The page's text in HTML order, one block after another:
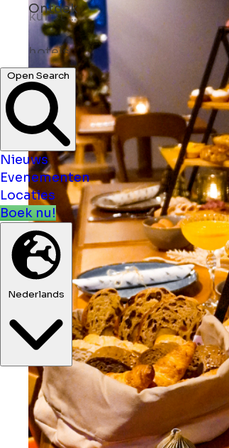
Ontdek
hotels ...
monumenten ...
Open Search
Nieuws
Evenementen
Locaties
Boek nu!
Nederlands